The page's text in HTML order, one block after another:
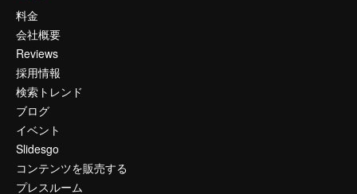
料金
会社概要
Reviews
採用情報
検索トレンド
ブログ
イベント
Slidesgo
コンテンツを販売する
プレスルーム